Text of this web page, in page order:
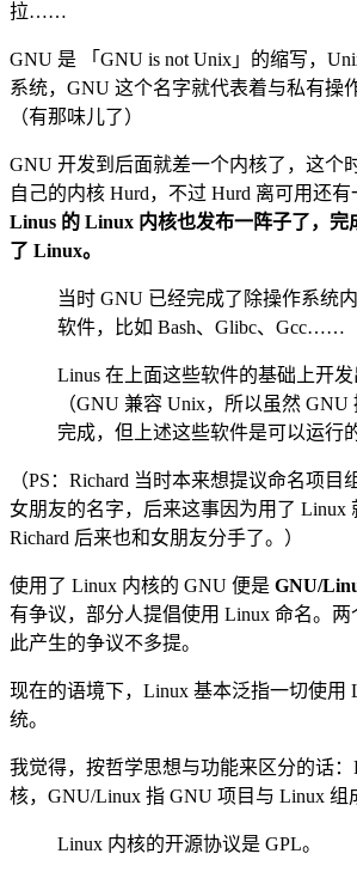
拉……
GNU 是 「GNU is not Unix」的缩写，
系统，GNU 这个名字就代表着与私有操
（有那味儿了）
GNU 开发到后面就差一个内核了，这个
自己的内核 Hurd，不过 Hurd 离可用还有
Linus 的 Linux 内核也发布一阵子了，完
了 Linux。
当时 GNU 已经完成了除操作系统
软件，比如 Bash、Glibc、Gcc……
Linus 在上面这些软件的基础上开发
（GNU 兼容 Unix，所以虽然
完成，但上述这些软件是可以运行
（PS：Richard 当时本来想提议命名项
女朋友的名字，后来这事因为用了 Linux
Richard 后来也和女朋友分手了。）
使用了 Linux 内核的 GNU 便是 GNU/
有争议，部分人提倡使用 Linux 命名。
此产生的争议不多提。
现在的语境下，Linux 基本泛指一切使用
统。
我觉得，按哲学思想与功能来区分的话
核，GNU/Linux 指 GNU 项目与 Linux 组
Linux 内核的开源协议是 GPL。